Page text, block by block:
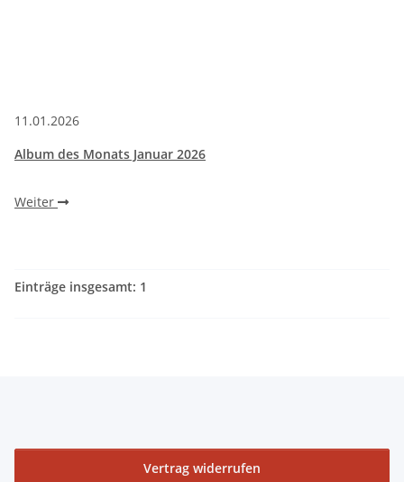
11.01.2026
Album des Monats Januar 2026
Weiter
Einträge insgesamt: 1
Vertrag widerrufen